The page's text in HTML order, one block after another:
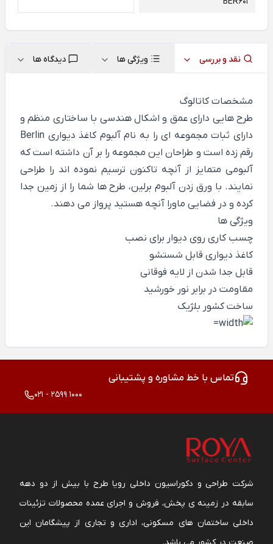
نقد و بررسی ویژگی ها دیدگاه ها
مشخصات کاتالوگ
طرح هایی دارای عمق و اشکال هندسی با ساختاری منظم و
دارای ثبات مجموعه ای را به نام آلبوم کاغذ دیواری Berlin
رقم زده است و طراحان این مجموعه را بر آن داشته است که
آلبومی متمایز از آنچه تاکنون ترسیم نموده اند را طراحی
نمایند. با ورق زدن آلبوم برلین، طرح ها شما را از زمین جدا
کرده و در فضایی ماورا آنچه هستید پرواز می دهند.
ویژگی ها
چسب کاری روی دیوار برای نصب
کاغذ دیواری قابل شستشو
قابل جدا شدن از لایه فوقانی
مقاومت در برابر نور خورشید
ساخت کشور بلژیک
تماس با خط مشاوره و پشتیبانی
021 - 2599 1000
شرکت طراحی و دکوراسیون داخلی رویا طرح با بیش از دو دهه
سابقه در زمینه ی پخش، فروش و اجرای عمده محصولات تزئینات
داخلی ساختمان های مسکونی، اداری و تجاری از پیشگامان این